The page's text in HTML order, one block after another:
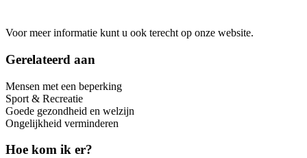
Voor meer informatie kunt u ook terecht op onze website.
Gerelateerd aan
Mensen met een beperking
Sport & Recreatie
Goede gezondheid en welzijn
Ongelijkheid verminderen
Hoe kom ik er?